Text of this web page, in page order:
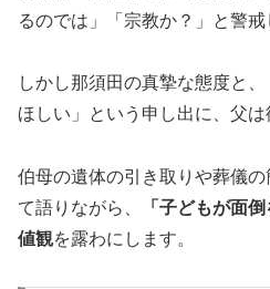
るのでは」「宗教か？」と警戒
しかし那須田の真摯な態度と
ほしい」という申し出に、父は
伯母の遺体の引き取りや葬儀
て語りながら、
「子どもが面
値観を露わにします。